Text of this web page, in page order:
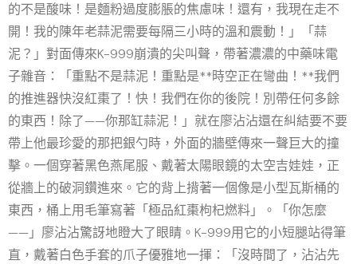
的不是酸味！是麵粉過度膨脹的焦慮味！還有，我現在走不
開！我的陳年老蒜泥需要每隔三小時的溫和震動！」「蒜
泥？」對面傳來K-999崩潰的尖叫聲，帶著濃濃的中藥味電
子雜音：「重點不是蒜泥！重點是**時空正在彎曲！**我們
的推進器快沒紅棗了！快！我們在你的後院！別帶任何多餘
的東西！除了——你那缸蒜泥！」就在廖沾沾還在糾結要不要
帶上他最珍愛的那把銀勺時，外面的牆壁傳來一聲巨大的撞
擊。一個穿著黑色燕尾服、戴著太陽眼鏡的太空吉娃娃，正
從牆上的破洞鑽進來。它的背上揹著一個像是小型瓦斯桶的
東西，桶上用毛筆寫著「極品紅棗枸杞燃料」。「你怎麼
——」廖沾沾驚訝地瞪大了眼睛。K-999用它的小短腿站得筆
直，戴著白色手套的爪子優雅地一揮：「沒時間了，沾沾先